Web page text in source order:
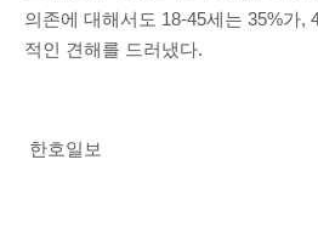
의존에 대해서도 18-45세는 35%가,
적인 견해를 드러냈다.
한호일보